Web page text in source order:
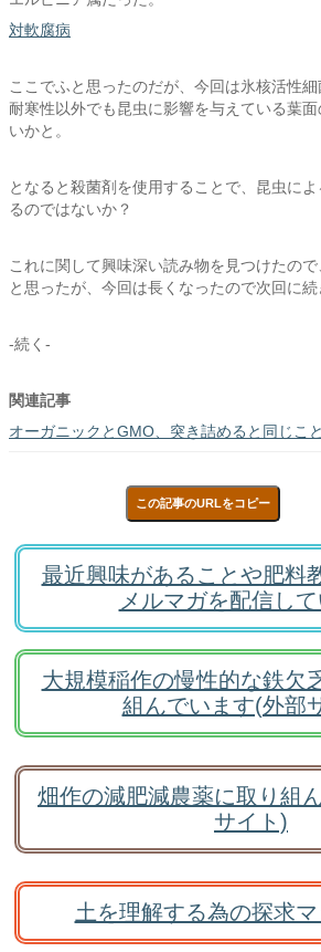
対軟腐病
ここでふと思ったのだが、今回は氷核活性細
耐寒性以外でも昆虫に影響を与えている葉
いかと。
となると殺菌剤を使用することで、昆虫に
るのではないか？
これに関して興味深い読み物を見つけたの
と思ったが、今回は長くなったので次回に続
-続く-
関連記事
オーガニックとGMO、突き詰めると同じこ
この記事のURLをコピー
最近興味があることや肥料
メルマガを配信し
大規模稲作の慢性的な鉄欠
組んでいます(外部
畑作の減肥減農薬に取り組
サイト)
土を理解する為の探求マ